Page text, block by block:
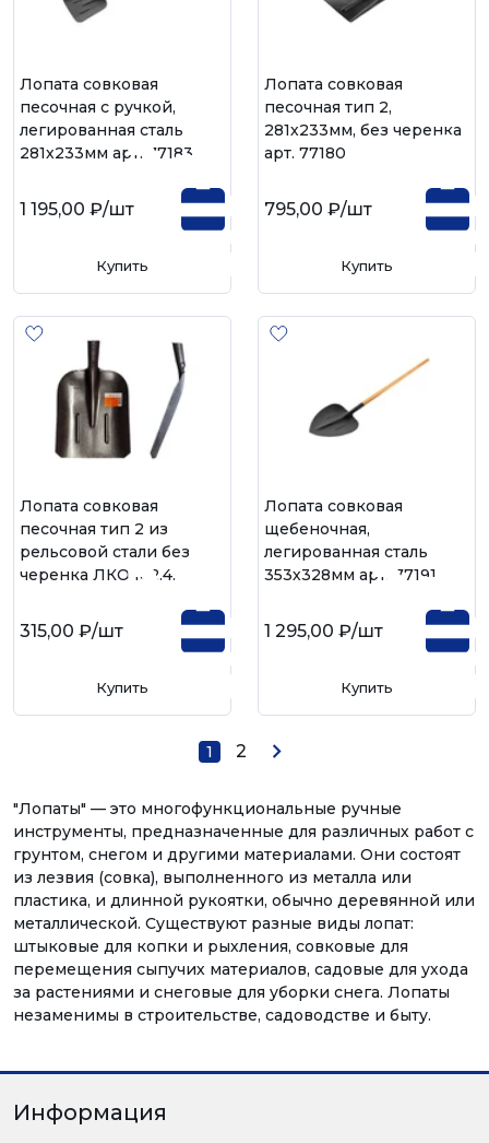
Лопата совковая
песочная с ручкой,
легированная сталь
281х233мм арт. 77183
1 195,00 ₽/шт
Купить
Лопата совковая
песочная тип 2,
281х233мм, без черенка
арт. 77180
795,00 ₽/шт
Купить
Лопата совковая
песочная тип 2 из
рельсовой стали без
черенка ЛКО М2.4.
315,00 ₽/шт
Купить
Лопата совковая
щебеночная,
легированная сталь
353х328мм арт. 77191
1 295,00 ₽/шт
Купить
1 2
"Лопаты" — это многофункциональные ручные
инструменты, предназначенные для различных работ с
грунтом, снегом и другими материалами. Они состоят
из лезвия (совка), выполненного из металла или
пластика, и длинной рукоятки, обычно деревянной или
металлической. Существуют разные виды лопат:
штыковые для копки и рыхления, совковые для
перемещения сыпучих материалов, садовые для ухода
за растениями и снеговые для уборки снега. Лопаты
незаменимы в строительстве, садоводстве и быту.
Информация